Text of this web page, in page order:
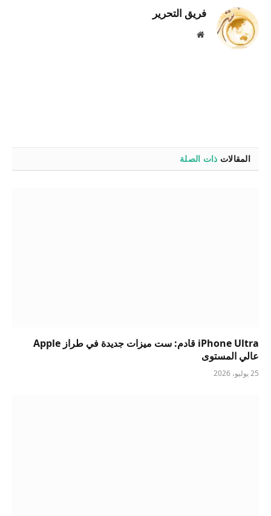
فريق التحرير
موقع
المقالات ذات الصلة
iPhone Ultra قادم: ست ميزات جديدة في طراز Apple
عالي المستوى
25 يوليو، 2026